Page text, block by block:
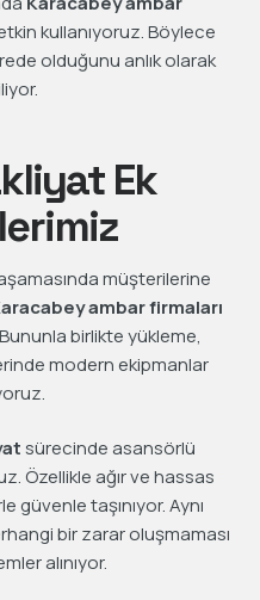
kullanıyoruz. Böylece
olduğunu anlık olarak
Ek
aşamasında müşterilerine
ambar firmaları
birlikte yükleme,
modern ekipmanlar
sürecinde asansörlü
Özellikle ağır ve hassas
güvenle taşınıyor. Aynı
bir zarar oluşmaması
alınıyor.